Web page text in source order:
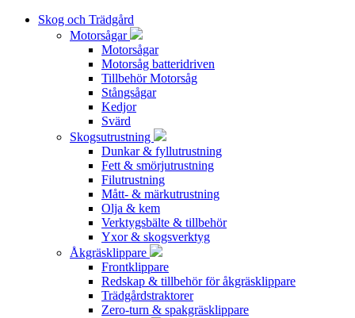
Skog och Trädgård
Motorsågar
Motorsågar
Motorsåg batteridriven
Tillbehör Motorsåg
Stångsågar
Kedjor
Svärd
Skogsutrustning
Dunkar & fyllutrustning
Fett & smörjutrustning
Filutrustning
Mått- & märkutrustning
Olja & kem
Verktygsbälte & tillbehör
Yxor & skogsverktyg
Åkgräsklippare
Frontklippare
Redskap & tillbehör för åkgräsklippare
Trädgårdstraktorer
Zero-turn & spakgräsklippare